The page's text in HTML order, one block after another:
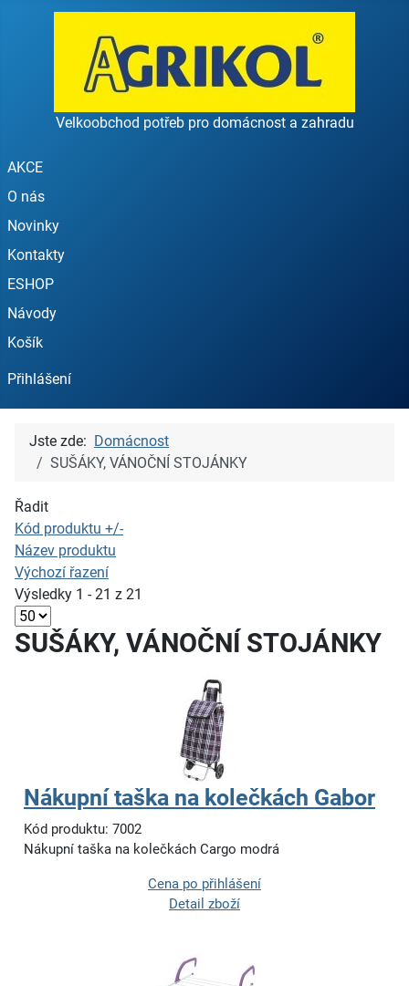
Velkoobchod potřeb pro domácnost a zahradu
AKCE
O nás
Novinky
Kontakty
ESHOP
Návody
Košík
Přihlášení
Jste zde: Domácnost
SUŠÁKY, VÁNOČNÍ STOJÁNKY
Řadit
Kód produktu +/-
Název produktu
Výchozí řazení
Výsledky 1 - 21 z 21
SUŠÁKY, VÁNOČNÍ STOJÁNKY
Nákupní taška na kolečkách Gabor
Kód produktu: 7002
Nákupní taška na kolečkách Cargo modrá
Cena po přihlášení
Detail zboží